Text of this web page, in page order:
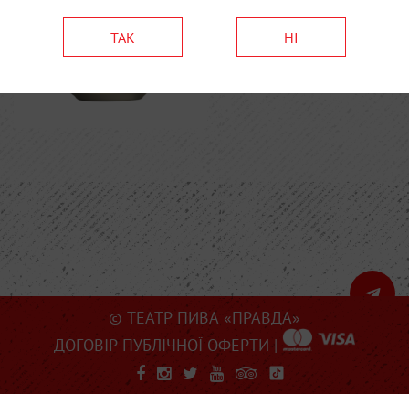
© ТЕАТР ПИВА «ПРАВДА»
ДОГОВІР ПУБЛІЧНОЇ ОФЕРТИ |
ТАК НІ